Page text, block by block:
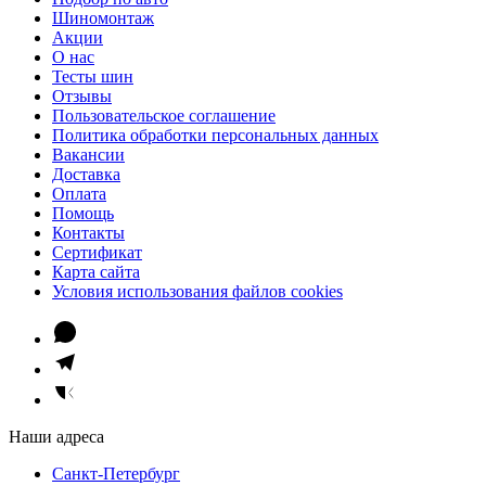
Шиномонтаж
Акции
О нас
Тесты шин
Отзывы
Пользовательское соглашение
Политика обработки персональных данных
Вакансии
Доставка
Оплата
Помощь
Контакты
Сертификат
Карта сайта
Условия использования файлов cookies
Наши адреса
Санкт-Петербург